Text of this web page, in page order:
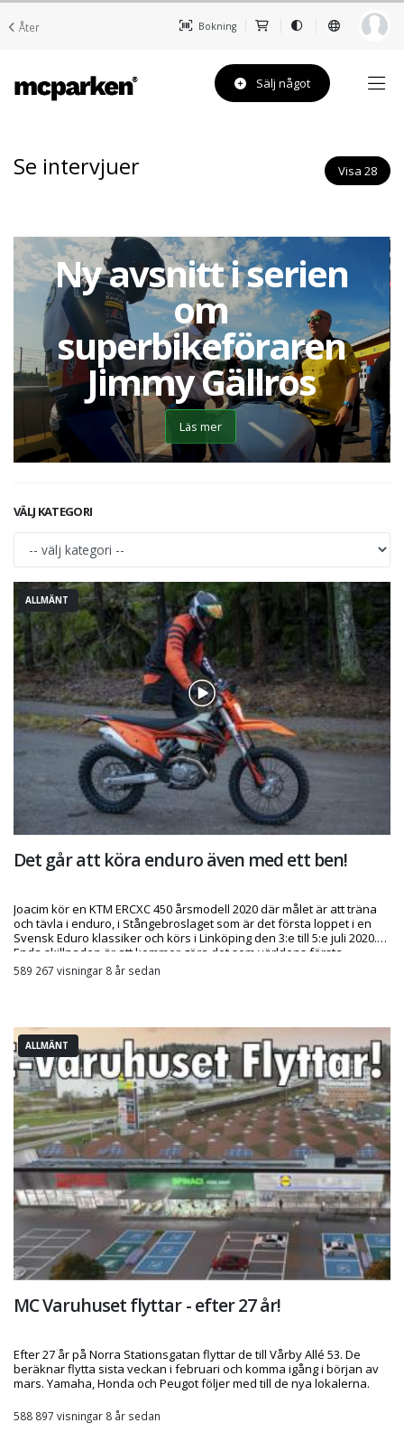
Åter Bokning
Sälj något
Se intervjuer Visa 28
Ny avsnitt i serien
om
superbikeföraren
Jimmy Gällros
Läs mer
VÄLJ KATEGORI
ALLMÄNT
Det går att köra enduro även med ett ben!
Joacim kör en KTM ERCXC 450 årsmodell 2020 där målet är att träna
och tävla i enduro, i Stångebroslaget som är det första loppet i en
Svensk Eduro klassiker och körs i Linköping den 3:e till 5:e juli 2020.
Enda skillnaden är att kommer göra det som världens första
tävlande med ett ben.
589 267 visningar 8 år sedan
ALLMÄNT
MC Varuhuset flyttar - efter 27 år!
Efter 27 år på Norra Stationsgatan flyttar de till Vårby Allé 53. De
beräknar flytta sista veckan i februari och komma igång i början av
mars. Yamaha, Honda och Peugot följer med till de nya lokalerna.
588 897 visningar 8 år sedan